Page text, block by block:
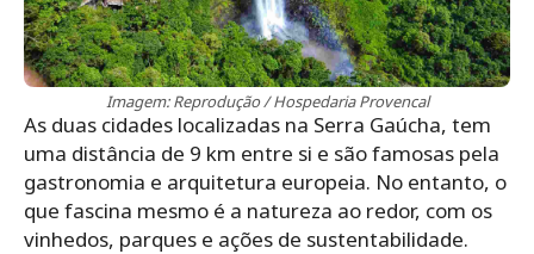
Imagem: Reprodução / Hospedaria Provencal
As duas cidades localizadas na Serra Gaúcha, tem
uma distância de 9 km entre si e são famosas pela
gastronomia e arquitetura europeia. No entanto, o
que fascina mesmo é a natureza ao redor, com os
vinhedos, parques e ações de sustentabilidade.